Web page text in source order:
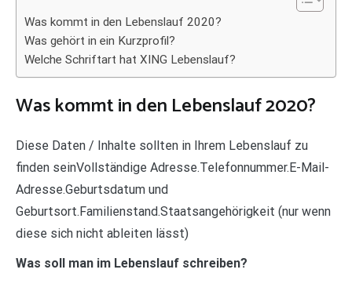
Was kommt in den Lebenslauf 2020?
Was gehört in ein Kurzprofil?
Welche Schriftart hat XING Lebenslauf?
Was kommt in den Lebenslauf 2020?
Diese Daten / Inhalte sollten in Ihrem Lebenslauf zu
finden seinVollständige Adresse.Telefonnummer.E-Mail-
Adresse.Geburtsdatum und
Geburtsort.Familienstand.Staatsangehörigkeit (nur wenn
diese sich nicht ableiten lässt)
Was soll man im Lebenslauf schreiben?